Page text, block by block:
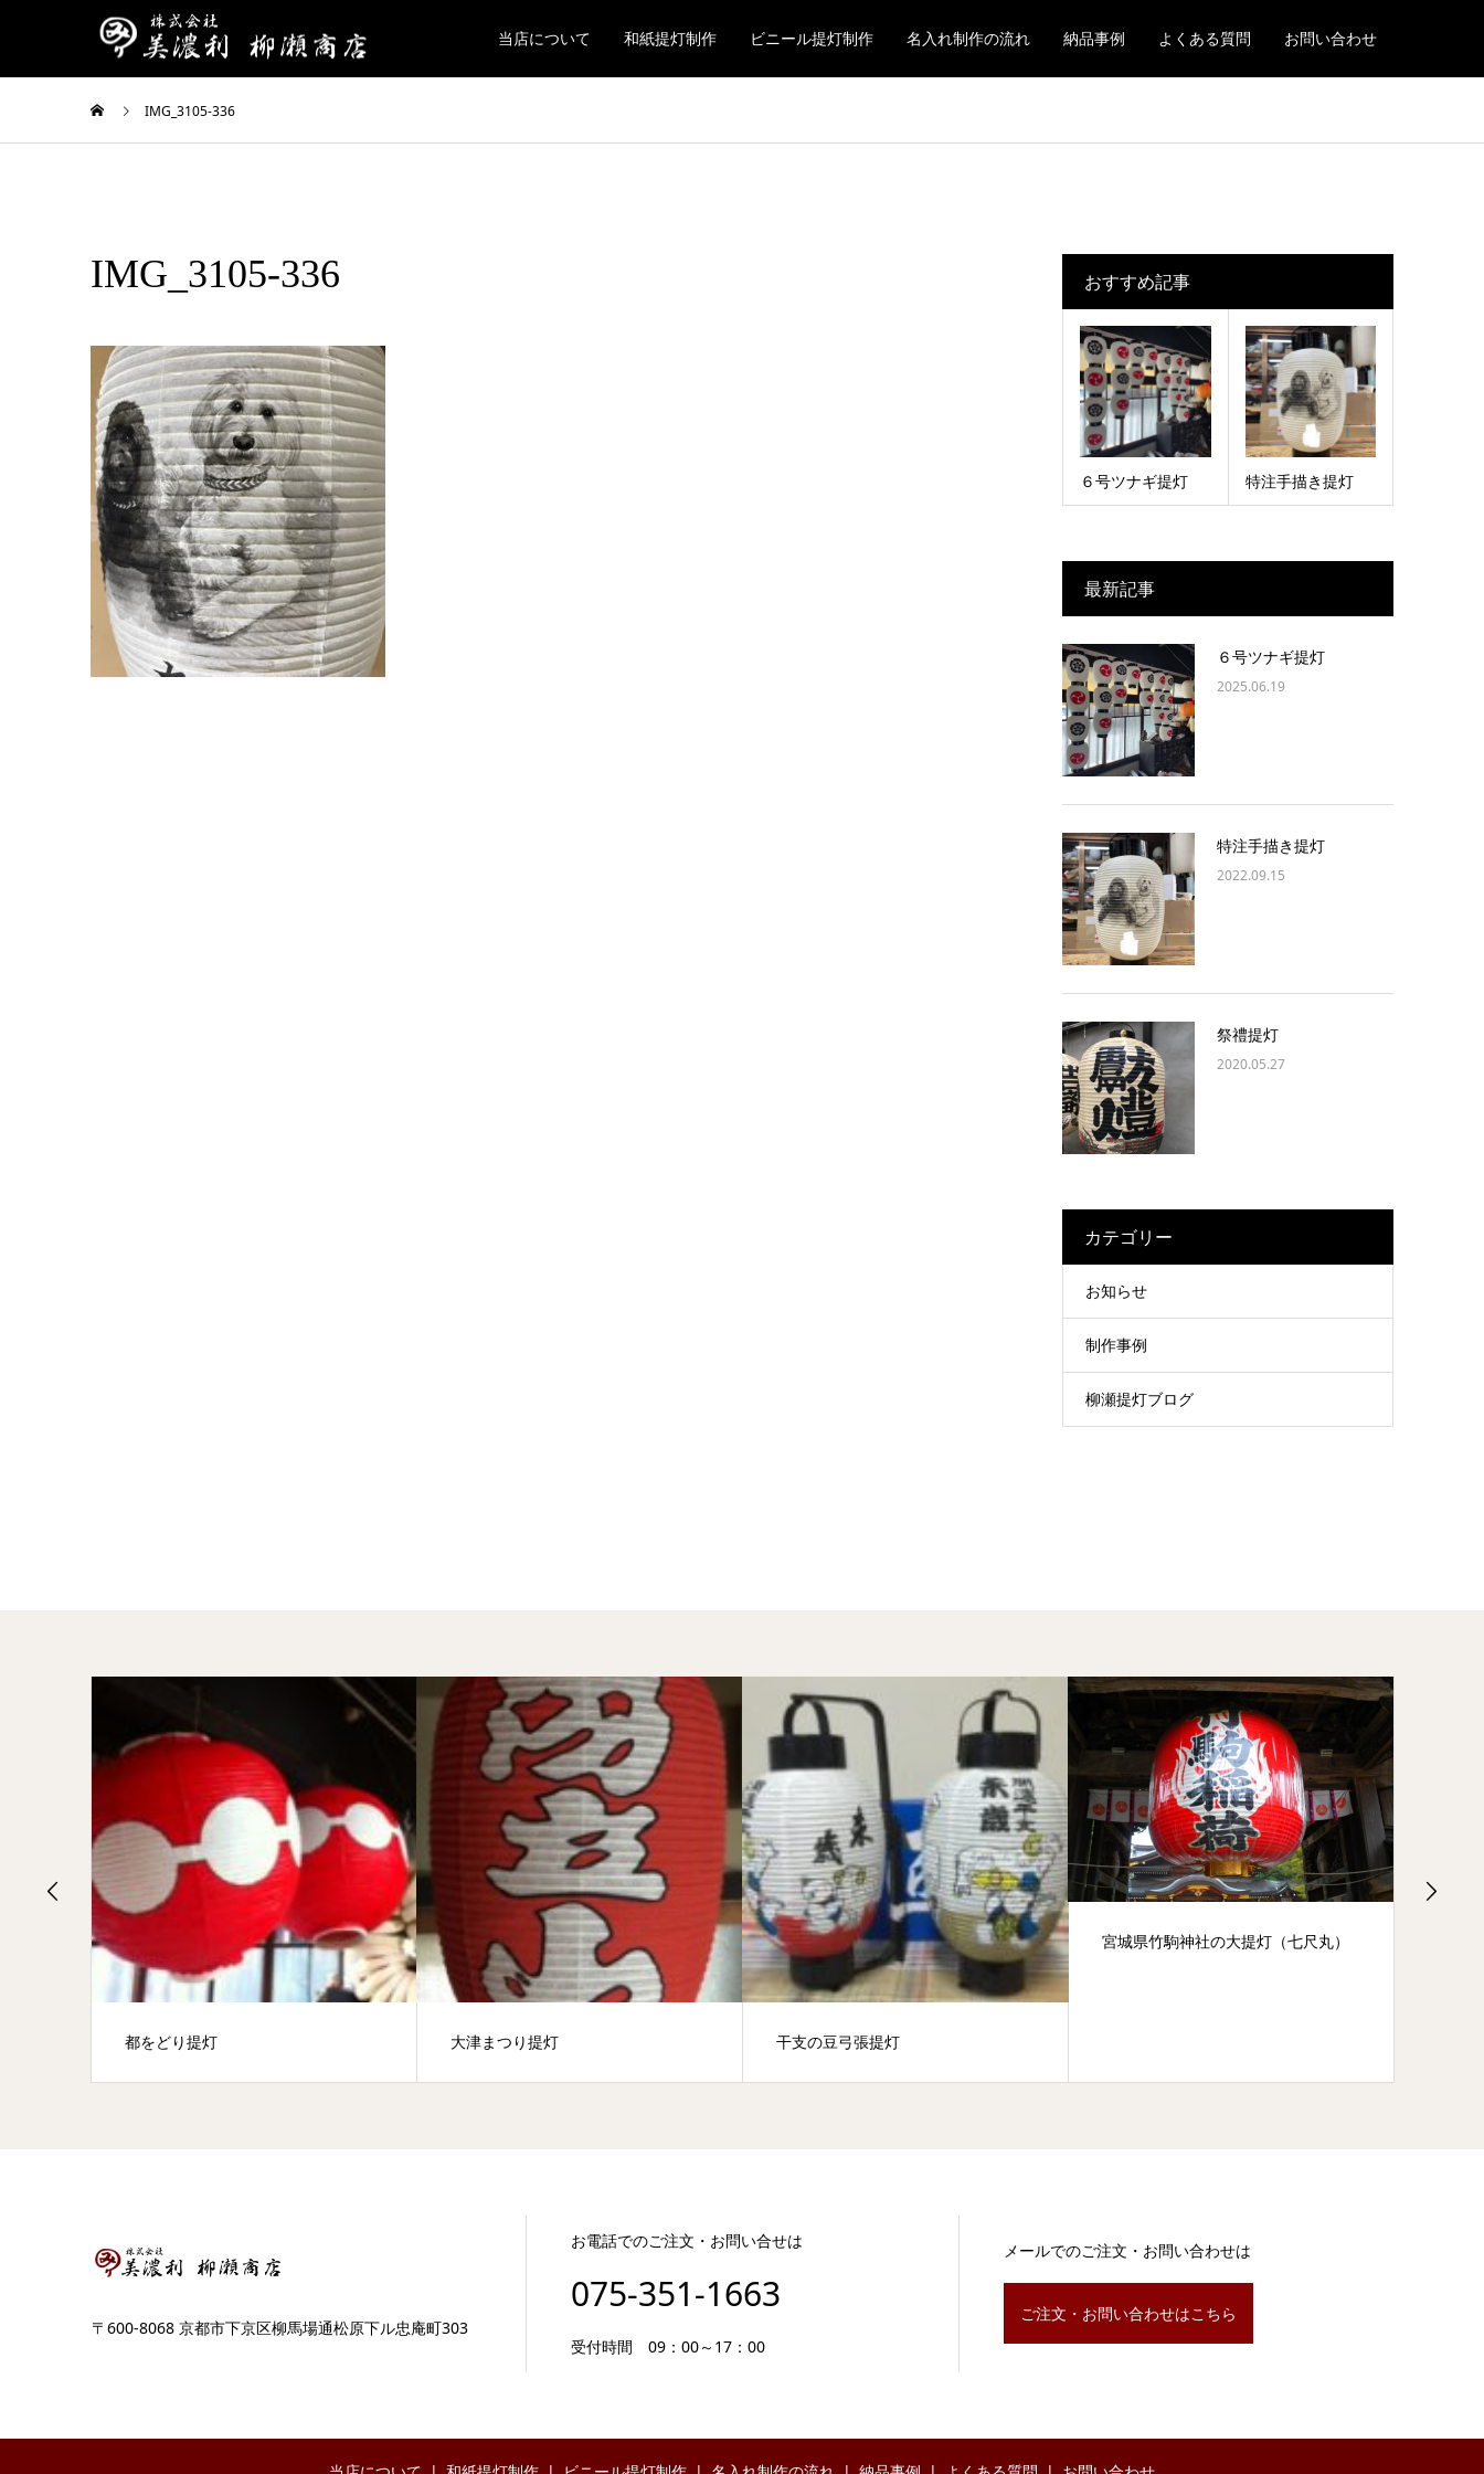
当店について 和紙提灯制作 ビニール提灯制作 名入れ制作の流れ 納品事例 よくある質問 お問い合わせ
IMG_3105-336
IMG_3105-336 おすすめ記事
６号ツナギ提灯 特注手描き提灯
最新記事
６号ツナギ提灯
2025.06.19
特注手描き提灯
2022.09.15
祭禮提灯
2020.05.27
カテゴリー
お知らせ
制作事例
柳瀬提灯ブログ
都をどり提灯 大津まつり提灯 干支の豆弓張提灯
宮城県竹駒神社の大提灯（七尺丸）
〒600-8068 京都市下京区柳馬場通松原下ル忠庵町303
お電話でのご注文・お問い合せは
075-351-1663
受付時間 09：00～17：00
メールでのご注文・お問い合わせは
ご注文・お問い合わせはこちら